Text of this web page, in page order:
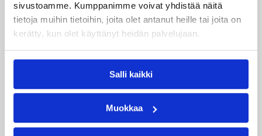
sivustoamme. Kumppanimme voivat yhdistää näitä
tietoja muihin tietoihin, joita olet antanut heille tai joita on
kerätty, kun olet käyttänyt heidän palvelujaan.
Salli kaikki
Muokkaa
Katso myös